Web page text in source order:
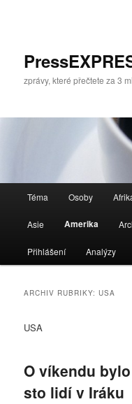
panelu
zprávy, které přečtete za 3
navigační
Téma Osoby
Asie Amerika
Přihlášení Analýzy
ARCHIV RUBRIKY:USA
USA
O víkendu
sto lidí v Iráku